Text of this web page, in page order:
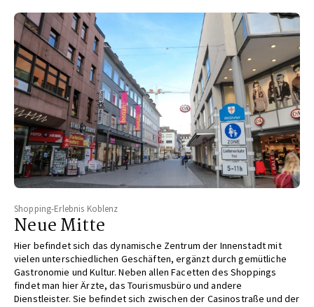
Shopping-Erlebnis Koblenz
Neue Mitte
Hier befindet sich das dynamische Zentrum der Innenstadtmit
vielen unterschiedlichen Geschäften, ergänzt durchgemütliche
Gastronomie und Kultur. Neben allen Facettendes Shoppings
findet man hier Ärzte, das Tourismusbüro und andere
Dienstleister. Sie befindet sich zwischen der Casinostraße und der